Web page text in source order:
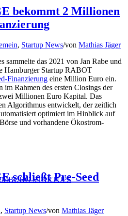
STARTUPS
bekommt 2 Millionen
, Startup News/von Mathias Jäger
sammelte das 2021 von Jan Rabe und
Hamburger Startup RABOT
Finanzierung eine Million Euro ein.
im Rahmen des ersten Closings der
Millionen Euro Kapital. Das
Algorithmus entwickelt, der zeitlich
optimiert im Hinblick auf
und vorhandene Ökostrom-
schließt Pre-Seed
, Startup News/von Mathias Jäger